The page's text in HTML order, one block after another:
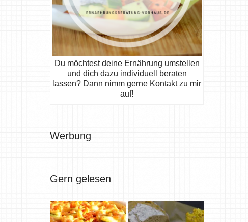
Du möchtest deine Ernährung umstellen
und dich dazu individuell beraten
lassen? Dann nimm gerne Kontakt zu mir
auf!
Werbung
Gern gelesen